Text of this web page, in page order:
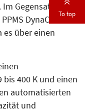
Gegensatz zum
DynaCool
es über einen
400 K und einen
automatisierten
und
To top